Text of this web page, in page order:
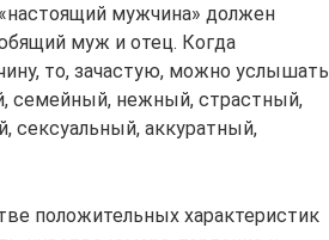
мужчина» должен
муж и отец. Когда
то, зачастую, можно услышать
семейный, нежный, страстный,
сексуальный, аккуратный,
положительных характеристик